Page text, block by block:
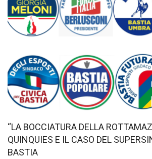
“LA BOCCIATURA DELLA
QUINQUIES E IL CASO DEL
BASTIA